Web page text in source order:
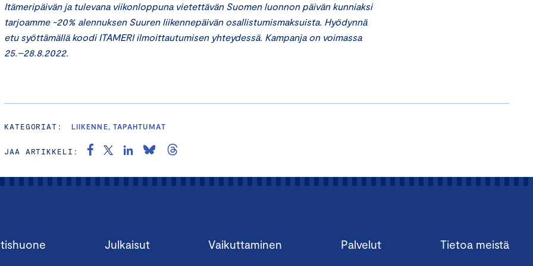
Itämeripäivän ja tulevana viikonloppuna vietettävän Suomen luonnon päivän kunniaksi
tarjoamme -20% alennuksen Suuren liikennepäivän osallistumismaksuista. Hyödynnä
etu syöttämällä koodi ITAMERI ilmoittautumisen yhteydessä. Kampanja on voimassa
25.–28.8.2022.
KATEGORIAT: LIIKENNE, TAPAHTUMAT
JAA ARTIKKELI:
Julkaisut Vaikuttaminen Palvelut Tietoa meistä